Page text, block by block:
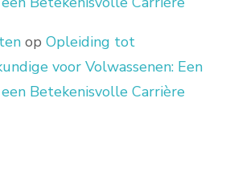
op Opleiding tot
voor Volwassenen: Een
Betekenisvolle Carrière